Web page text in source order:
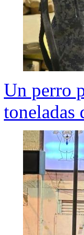
Un perro
toneladas